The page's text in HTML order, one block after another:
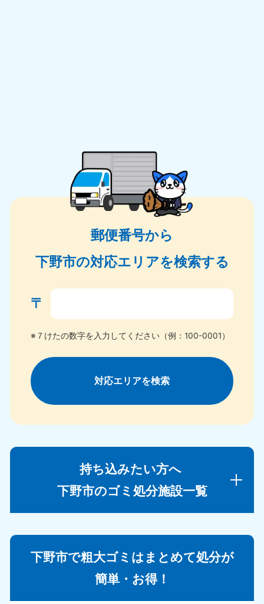
郵便番号から
下野市の対応エリアを検索する
〒
※７けたの数字を入力してください（例：100-0001）
対応エリアを検索
持ち込みたい方へ
下野市のゴミ処分施設一覧
下野市で粗大ゴミはまとめて処分が
簡単・お得！